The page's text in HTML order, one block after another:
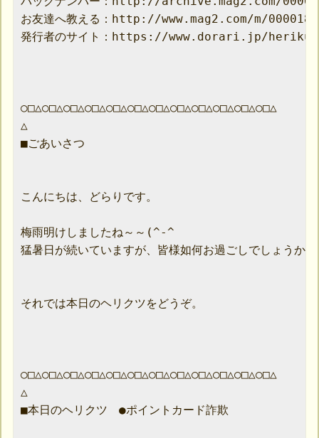
お友達へ教える：http://www.mag2.com/m/
発行者のサイト：https://www.dorari.jp/
○□△○□△○□△○□△○□△○□△○□△○□△○□△○□△○□△○□△
△
■ごあいさつ
こんにちは、どらりです。
梅雨明けしましたね～～(^-^
猛暑日が続いていますが、皆様如何お過ごしでしょうか？
それでは本日のヘリクツをどうぞ。
○□△○□△○□△○□△○□△○□△○□△○□△○□△○□△○□△○□△
△
■本日のヘリクツ　●ポイントカード詐欺